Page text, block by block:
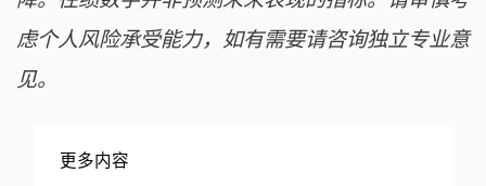
虑个人风险承受能力，如有需要请咨询独立专业意
见。
更多内容